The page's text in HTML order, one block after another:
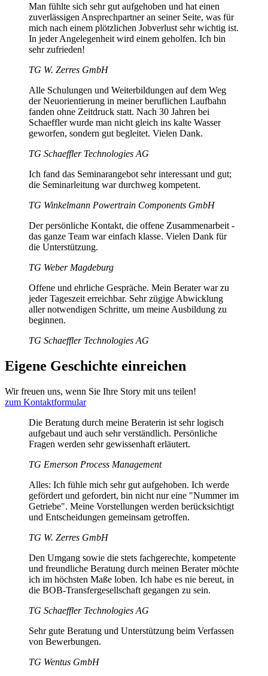
Man fühlte sich sehr gut aufgehoben und hat einen
zuverlässigen Ansprechpartner an seiner Seite, was für
mich nach einem plötzlichen Jobverlust sehr wichtig ist.
In jeder Angelegenheit wird einem geholfen. Ich bin
sehr zufrieden!
TG W. Zerres GmbH
Alle Schulungen und Weiterbildungen auf dem Weg
der Neuorientierung in meiner beruflichen Laufbahn
fanden ohne Zeitdruck statt. Nach 30 Jahren bei
Schaeffler wurde man nicht gleich ins kalte Wasser
geworfen, sondern gut begleitet. Vielen Dank.
TG Schaeffler Technologies AG
Ich fand das Seminarangebot sehr interessant und gut;
die Seminarleitung war durchweg kompetent.
TG Winkelmann Powertrain Components GmbH
Der persönliche Kontakt, die offene Zusammenarbeit -
das ganze Team war einfach klasse. Vielen Dank für
die Unterstützung.
TG Weber Magdeburg
Offene und ehrliche Gespräche. Mein Berater war zu
jeder Tageszeit erreichbar. Sehr zügige Abwicklung
aller notwendigen Schritte, um meine Ausbildung zu
beginnen.
TG Schaeffler Technologies AG
Eigene Geschichte einreichen
Wir freuen uns, wenn Sie Ihre Story mit uns teilen!
zum Kontaktformular
Die Beratung durch meine Beraterin ist sehr logisch
aufgebaut und auch sehr verständlich. Persönliche
Fragen werden sehr gewissenhaft erläutert.
TG Emerson Process Management
Alles: Ich fühle mich sehr gut aufgehoben. Ich werde
gefördert und gefordert, bin nicht nur eine "Nummer im
Getriebe". Meine Vorstellungen werden berücksichtigt
und Entscheidungen gemeinsam getroffen.
TG W. Zerres GmbH
Den Umgang sowie die stets fachgerechte, kompetente
und freundliche Beratung durch meinen Berater möchte
ich im höchsten Maße loben. Ich habe es nie bereut, in
die BOB-Transfergesellschaft gegangen zu sein.
TG Schaeffler Technologies AG
Sehr gute Beratung und Unterstützung beim Verfassen
von Bewerbungen.
TG Wentus GmbH